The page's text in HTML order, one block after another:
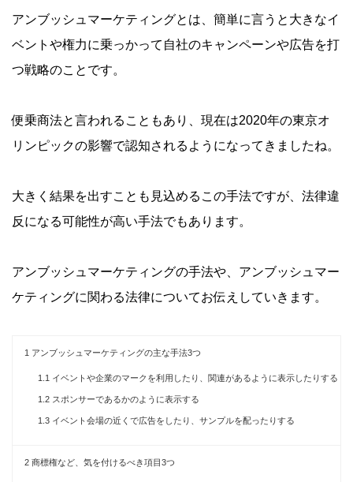
アンブッシュマーケティングとは、簡単に言うと大きなイ
ベントや権力に乗っかって自社のキャンペーンや広告を打
つ戦略のことです。
便乗商法と言われることもあり、現在は2020年の東京オ
リンピックの影響で認知されるようになってきましたね。
大きく結果を出すことも見込めるこの手法ですが、法律違
反になる可能性が高い手法でもあります。
アンブッシュマーケティングの手法や、アンブッシュマー
ケティングに関わる法律についてお伝えしていきます。
1 アンブッシュマーケティングの主な手法3つ
1.1 イベントや企業のマークを利用したり、関連があるように表示したりする
1.2 スポンサーであるかのように表示する
1.3 イベント会場の近くで広告をしたり、サンプルを配ったりする
2 商標権など、気を付けるべき項目3つ